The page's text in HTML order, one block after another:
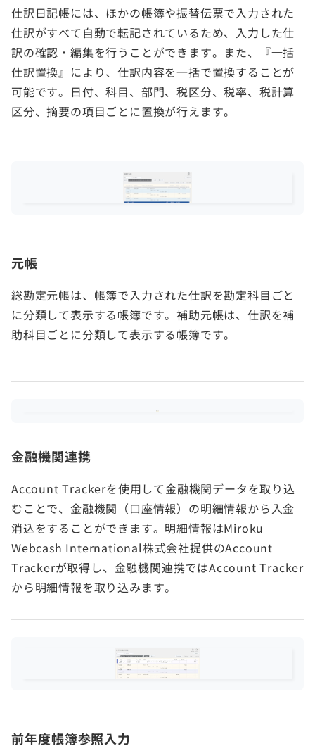
仕訳日記帳には、ほかの帳簿や振替伝票で入力された
仕訳がすべて自動で転記されているため、入力した仕
訳の確認・編集を行うことができます。また、『一括
仕訳置換』により、仕訳内容を一括で置換することが
可能です。日付、科目、部門、税区分、税率、税計算
区分、摘要の項目ごとに置換が行えます。
元帳
総勘定元帳は、帳簿で入力された仕訳を勘定科目ごと
に分類して表示する帳簿です。補助元帳は、仕訳を補
助科目ごとに分類して表示する帳簿です。
金融機関連携
Account Trackerを使用して金融機関データを取り込
むことで、金融機関（口座情報）の明細情報から入金
消込をすることができます。明細情報はMiroku
Webcash International株式会社提供のAccount
Trackerが取得し、金融機関連携ではAccount Tracker
から明細情報を取り込みます。
前年度帳簿参照入力